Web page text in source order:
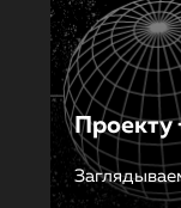
Проекту